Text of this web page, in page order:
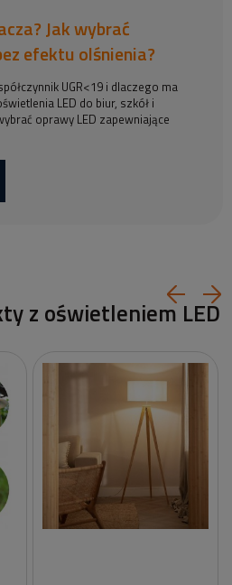
Jak wybrać
efektu olśnienia?
UGR<19 i dlaczego ma
LED do biur, szkół i
oprawy LED zapewniające
z oświetleniem LED